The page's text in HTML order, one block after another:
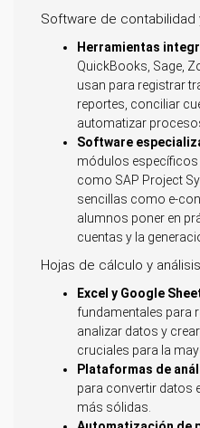
Software de contabilidad
Herramientas
QuickBooks, Sage,
usan para registrar
reportes, conciliar
automatizar
Software
módulos
como SAP Project
sencillas como e-
alumnos poner en
cuentas y la
Hojas de cálculo y
Excel y Google
fundamentales para
analizar datos y
cruciales para la
Plataformas de
para convertir datos
más sólidas.